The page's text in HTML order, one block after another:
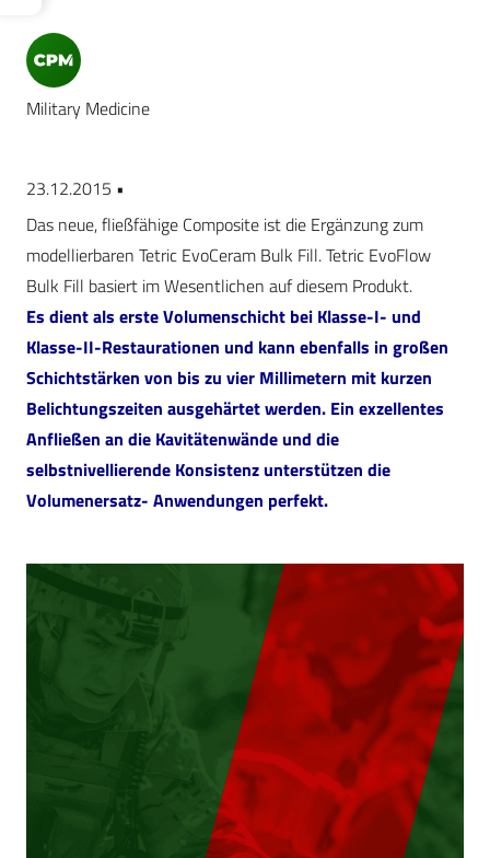
Military Medicine
23.12.2015 •
Das neue, fließfähige Composite ist die Ergänzung zum
modellierbaren Tetric EvoCeram Bulk Fill. Tetric EvoFlow
Bulk Fill basiert im Wesentlichen auf diesem Produkt.
Es dient als erste Volumenschicht bei Klasse-I- und
Klasse-II-Restaurationen und kann ebenfalls in großen
Schichtstärken von bis zu vier Millimetern mit kurzen
Belichtungszeiten ausgehärtet werden. Ein exzellentes
Anfließen an die Kavitätenwände und die
selbstnivellierende Konsistenz unterstützen die
Volumenersatz- Anwendungen perfekt.